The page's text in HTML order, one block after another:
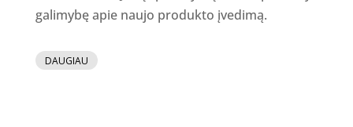
galimybę apie naujo produkto įvedimą.
DAUGIAU